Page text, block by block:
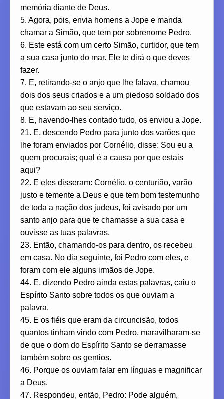
memória diante de Deus.
5. Agora, pois, envia homens a Jope e manda
chamar a Simão, que tem por sobrenome Pedro.
6. Este está com um certo Simão, curtidor, que tem
a sua casa junto do mar. Ele te dirá o que deves
fazer.
7. E, retirando-se o anjo que lhe falava, chamou
dois dos seus criados e a um piedoso soldado dos
que estavam ao seu serviço.
8. E, havendo-lhes contado tudo, os enviou a Jope.
21. E, descendo Pedro para junto dos varões que
lhe foram enviados por Cornélio, disse: Sou eu a
quem procurais; qual é a causa por que estais
aqui?
22. E eles disseram: Cornélio, o centurião, varão
justo e temente a Deus e que tem bom testemunho
de toda a nação dos judeus, foi avisado por um
santo anjo para que te chamasse a sua casa e
ouvisse as tuas palavras.
23. Então, chamando-os para dentro, os recebeu
em casa. No dia seguinte, foi Pedro com eles, e
foram com ele alguns irmãos de Jope.
44. E, dizendo Pedro ainda estas palavras, caiu o
Espírito Santo sobre todos os que ouviam a
palavra.
45. E os fiéis que eram da circuncisão, todos
quantos tinham vindo com Pedro, maravilharam-se
de que o dom do Espírito Santo se derramasse
também sobre os gentios.
46. Porque os ouviam falar em línguas e magnificar
a Deus.
47. Respondeu, então, Pedro: Pode alguém,